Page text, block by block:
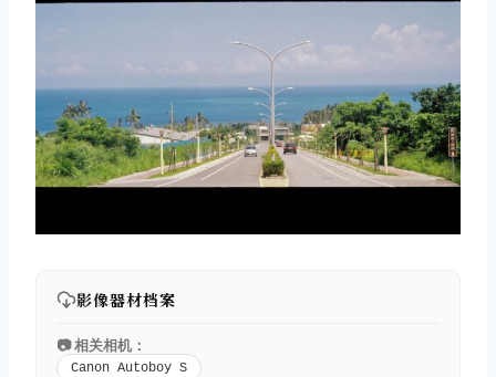
影像器材档案
📷 相关相机：
Canon Autoboy S